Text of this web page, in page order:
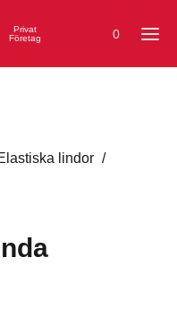
0
Privat
Företag
lindor /